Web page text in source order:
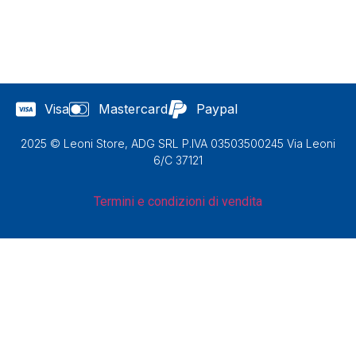
Visa Mastercard Paypal
2025 © Leoni Store, ADG SRL P.IVA 03503500245 Via Leoni
6/C 37121
Termini e condizioni di vendita